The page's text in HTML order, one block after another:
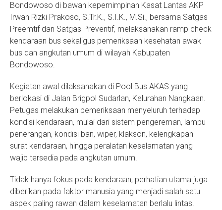
Bondowoso di bawah kepemimpinan Kasat Lantas AKP
Irwan Rizki Prakoso, S.Tr.K., S.I.K., M.Si., bersama Satgas
Preemtif dan Satgas Preventif, melaksanakan ramp check
kendaraan bus sekaligus pemeriksaan kesehatan awak
bus dan angkutan umum di wilayah Kabupaten
Bondowoso.
Kegiatan awal dilaksanakan di Pool Bus AKAS yang
berlokasi di Jalan Brigpol Sudarlan, Kelurahan Nangkaan.
Petugas melakukan pemeriksaan menyeluruh terhadap
kondisi kendaraan, mulai dari sistem pengereman, lampu
penerangan, kondisi ban, wiper, klakson, kelengkapan
surat kendaraan, hingga peralatan keselamatan yang
wajib tersedia pada angkutan umum.
Tidak hanya fokus pada kendaraan, perhatian utama juga
diberikan pada faktor manusia yang menjadi salah satu
aspek paling rawan dalam keselamatan berlalu lintas.